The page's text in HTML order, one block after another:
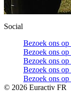
Social
Bezoek ons
Bezoek ons
Bezoek ons op
Bezoek ons op
Bezoek ons
© 2026 Euractiv FR